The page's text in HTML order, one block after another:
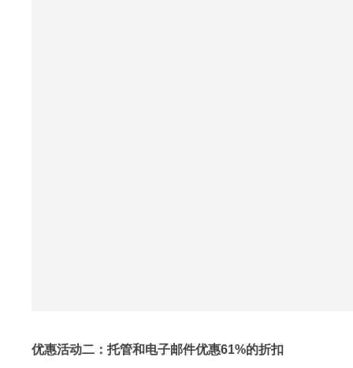
优惠活动二：托管和电子邮件优惠61%的折扣